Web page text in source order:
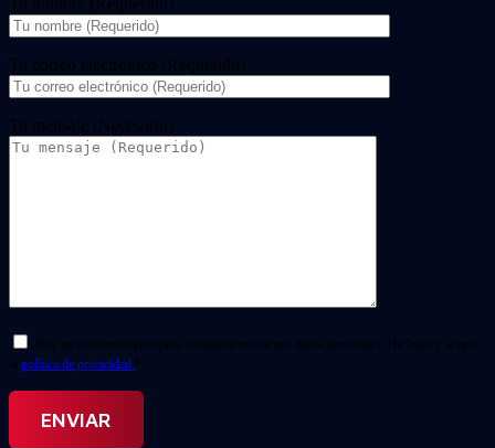
Tu nombre (Requerido)
Tu correo electrónico (Requerido)
Tu mensaje (Necesario)
Doy mi consentimiento para el tratamiento de mis datos personales. He leído y acepto
la política de privacidad. *